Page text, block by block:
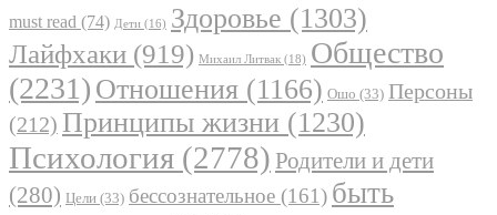
must read (74) Дети (16) Здоровье (1303)
Лайфхаки (919) Михаил Литвак (18) Общество
(2231) Отношения (1166) Ошо (33) Персоны
(212) Принципы жизни (1230)
Психология (2778) Родители и дети
(280) Цели (33) бессознательное (161) быть